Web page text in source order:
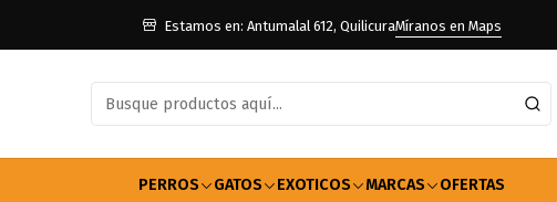
PERROS GATOS EXOTICOS MARCAS OFERTAS
Estamos en: Antumalal 612, QuilicuraMíranos en Maps
Alimentos Para Perros Adulto Raza Mediana y Grande Sacos 20kg Alimento
Alimento Fit
5.0 2 reseñas